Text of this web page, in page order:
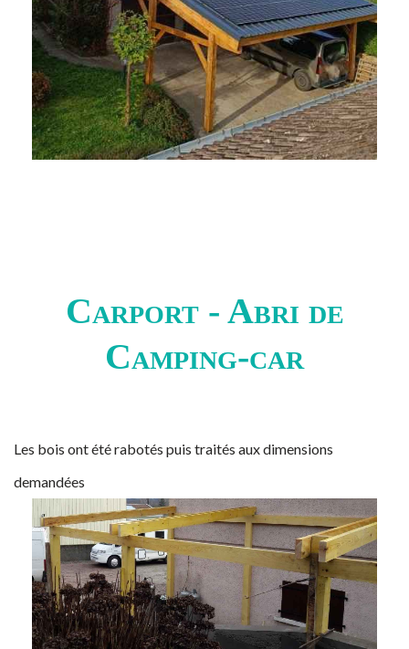
Carport - Abri de
Camping-car
Les bois ont été rabotés puis traités aux dimensions
demandées